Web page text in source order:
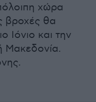
χώρα
βροχές θα
Ιόνιο και την
Μακεδονία.